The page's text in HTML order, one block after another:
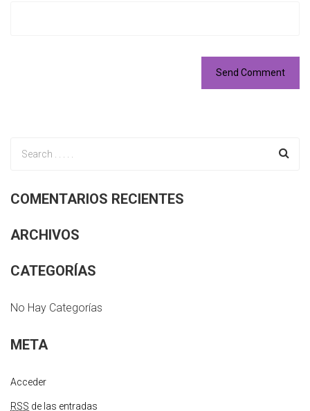
COMENTARIOS RECIENTES
ARCHIVOS
CATEGORÍAS
No Hay Categorías
META
Acceder
RSS de las entradas